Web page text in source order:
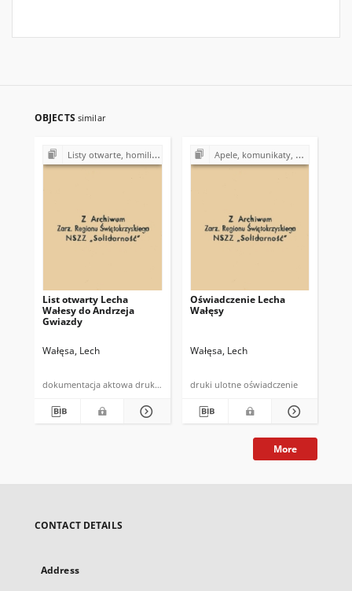
OBJECTS similar
Listy otwarte, homilie, przemówienia z lat 1980-1989
List otwarty Lecha
Wałesy do Andrzeja
Gwiazdy
Wałęsa, Lech
dokumentacja aktowa druk powielony
Apele, komunikaty, oświadczenia z lat 80.
Oświadczenie Lecha
Wałęsy
Wałęsa, Lech
druki ulotne oświadczenie
More
CONTACT DETAILS
Address